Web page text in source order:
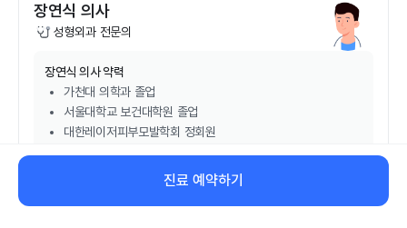
장연식 의사
성형외과 전문의
장연식 의사 약력
가천대 의학과 졸업
서울대학교 보건대학원 졸업
대한레이저피부모발학회 정회원
비대면 진료 예약하기
진료 예약하기